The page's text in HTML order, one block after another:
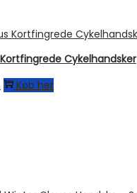
Cykelhandsker
DenKøb her